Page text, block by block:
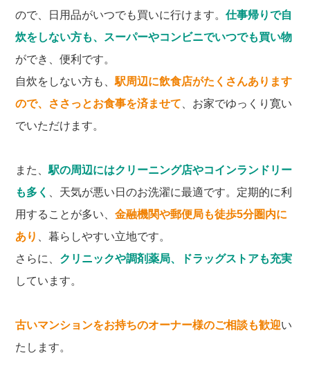
ので、日用品がいつでも買いに行けます。仕事帰りで自
炊をしない方も、スーパーやコンビニでいつでも買い物
ができ、便利です。
自炊をしない方も、駅周辺に飲食店がたくさんあります
ので、ささっとお食事を済ませて 、お家でゆっくり寛い
でいただけます。
また、駅の周辺にはクリーニング店やコインランドリー
も多く
、天気が悪い日のお洗濯に最適です。定期的に利
用することが多い、金融機関や郵便局も徒歩5分圏内に
あり
、暮らしやすい立地です。
さらに、 クリニックや調剤薬局、ドラッグストアも充実
しています。
古いマンションをお持ちのオーナー様のご相談も歓迎い
たします。